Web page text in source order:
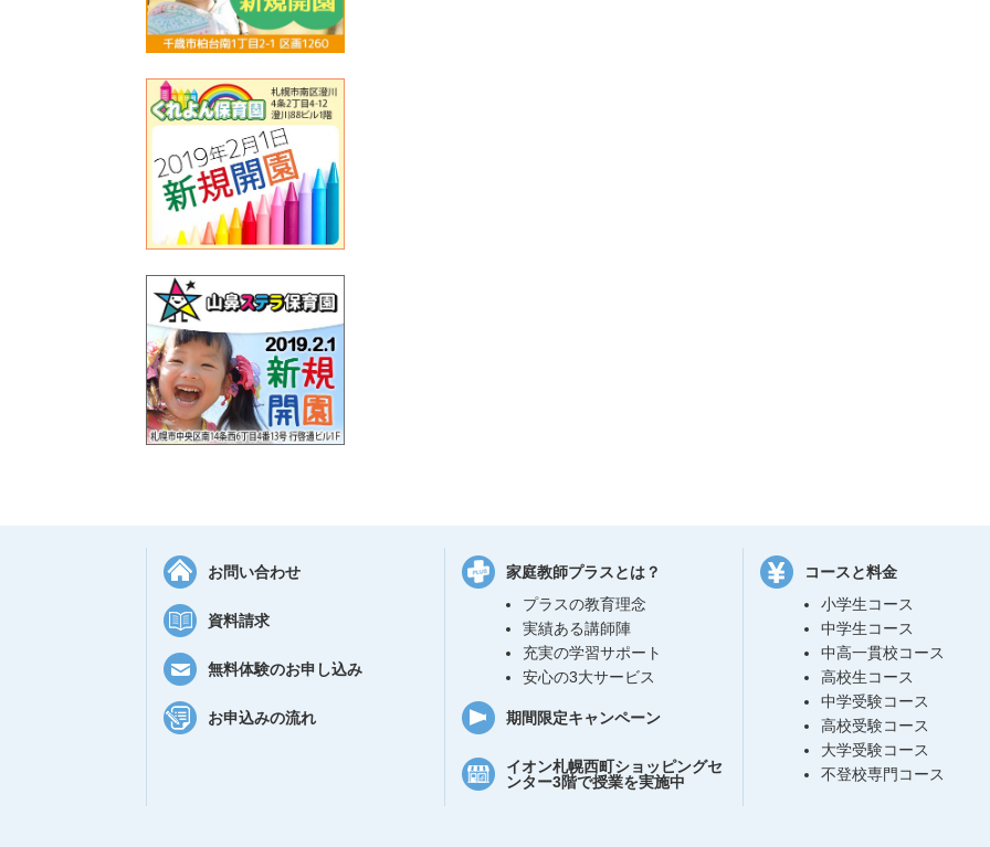
お問い合わせ
資料請求
無料体験のお申し込み
お申込みの流れ
家庭教師プラスとは？
プラスの教育理念
実績ある講師陣
充実の学習サポート
安心の3大サービス
期間限定キャンペーン
イオン札幌西町ショッピングセ
ンター3階で授業を実施中
コースと料金
小学生コース
中学生コース
中高一貫校コース
高校生コース
中学受験コース
高校受験コース
大学受験コース
不登校専門コース